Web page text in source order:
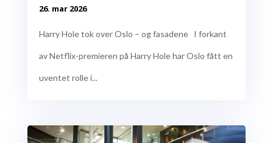
26. mar 2026
Harry Hole tok over Oslo – og fasadene I forkant
av Netflix-premieren på Harry Hole har Oslo fått en
uventet rolle i...